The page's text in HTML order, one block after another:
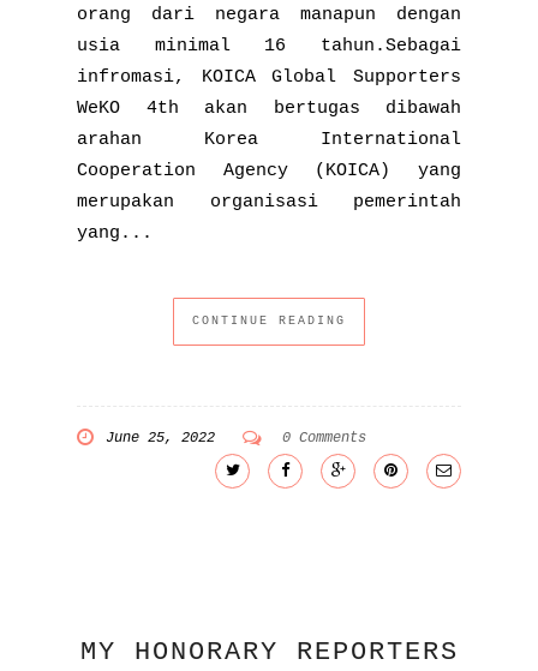
orang dari negara manapun dengan
usia minimal 16 tahun.Sebagai
infromasi, KOICA Global Supporters
WeKO 4th akan bertugas dibawah
arahan Korea International
Cooperation Agency (KOICA) yang
merupakan organisasi pemerintah
yang...
CONTINUE READING
June 25, 2022 0 Comments
MY HONORARY REPORTERS